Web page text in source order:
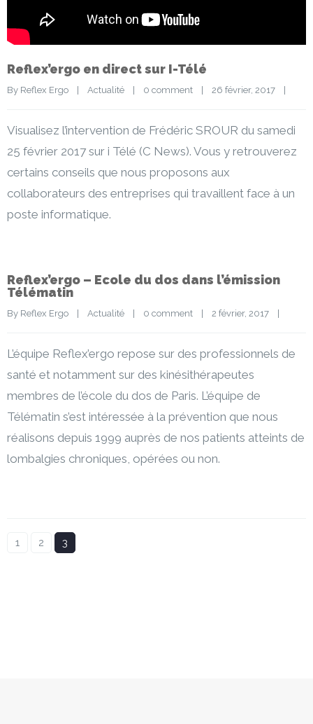
Reflex’ergo en direct sur I-Télé
By Reflex Ergo Actualité 0 comment 26 février, 2017
Visualisez l’intervention de Frédéric SROUR du samedi
25 février 2017 sur i Télé (C News). Vous y retrouverez
certains conseils que nous proposons aux
collaborateurs des entreprises qui travaillent face à un
poste informatique.
Reflex’ergo – Ecole du dos dans l’émission
Télématin
By Reflex Ergo Actualité 0 comment 2 février, 2017
L’équipe Reflex’ergo repose sur des professionnels de
santé et notamment sur des kinésithérapeutes
membres de l’école du dos de Paris. L’équipe de
Télématin s’est intéressée à la prévention que nous
réalisons depuis 1999 auprès de nos patients atteints de
lombalgies chroniques, opérées ou non.
1 2 3